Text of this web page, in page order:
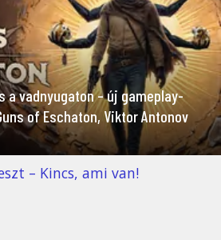
a vadnyugaton – új gameplay-
of Eschaton, Viktor Antonov